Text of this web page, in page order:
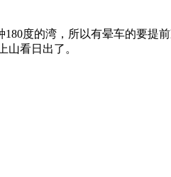
度的湾，所以有晕车的要提
看日出了。